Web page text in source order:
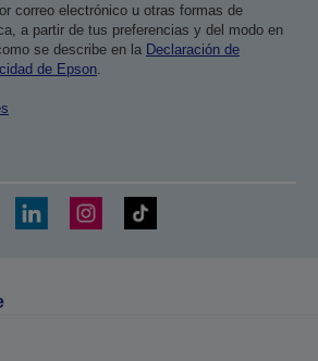
correo electrónico u otras formas de
a partir de tus preferencias y del modo en
se describe en la Declaración de
de Epson.